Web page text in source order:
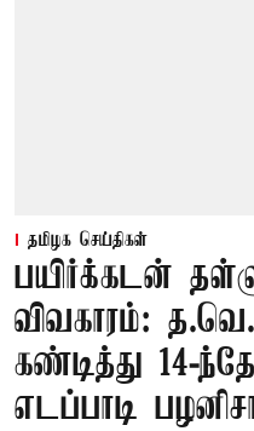
தமிழக செய்திகள்
பயிர்க்கடன்
விவகாரம்:
கண்டித்து 14-
எடப்பாடி